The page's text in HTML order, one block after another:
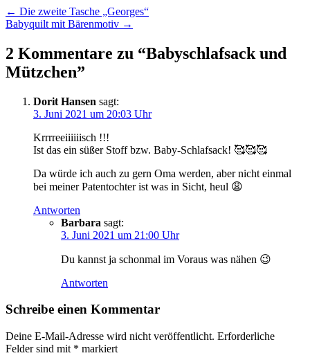
Post
navigation
← Die zweite Tasche „Georges“
Babyquilt mit Bärenmotiv →
2 Kommentare zu “Babyschlafsack und
Mützchen”
Dorit Hansen sagt:
3. Juni 2021 um 20:03 Uhr
Krrrreeiiiiiisch !!!
Ist das ein süßer Stoff bzw. Baby-Schlafsack! 🥰🥰🥰
Da würde ich auch zu gern Oma werden, aber nicht einmal
bei meiner Patentochter ist was in Sicht, heul 😩
Antworten
Barbara sagt:
3. Juni 2021 um 21:00 Uhr
Du kannst ja schonmal im Voraus was nähen 😉
Antworten
Schreibe einen Kommentar
Deine E-Mail-Adresse wird nicht veröffentlicht. Erforderliche
Felder sind mit * markiert